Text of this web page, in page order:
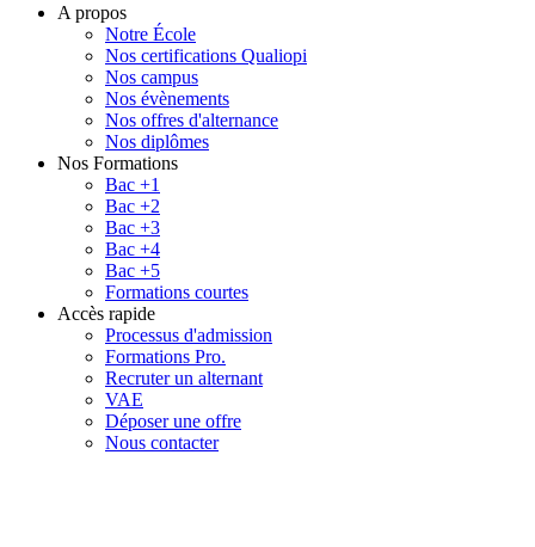
A propos
Notre École
Nos certifications Qualiopi
Nos campus
Nos évènements
Nos offres d'alternance
Nos diplômes
Nos Formations
Bac +1
Bac +2
Bac +3
Bac +4
Bac +5
Formations courtes
Accès rapide
Processus d'admission
Formations Pro.
Recruter un alternant
VAE
Déposer une offre
Nous contacter